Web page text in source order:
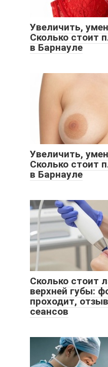
Увеличить,
Сколько стоит
в Барнауле
Увеличить,
Сколько стоит
в Барнауле
Сколько стоит
верхней губы:
проходит,
сеансов